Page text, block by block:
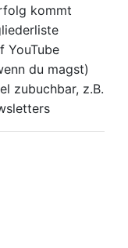
kommt
YouTube
du magst)
zubuchbar, z.B.